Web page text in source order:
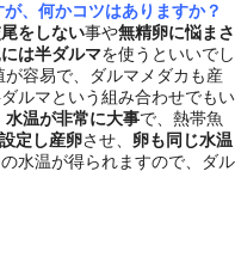
、何かコツはありますか？
をしない事や無精卵に悩まさ
は半ダルマを使うといいでし
容易で、ダルマメダカも産
ルマという組み合わせでもい
水温が非常に大事で、熱帯魚
定し産卵させ、 卵も同じ水温
水温が得られますので、ダル